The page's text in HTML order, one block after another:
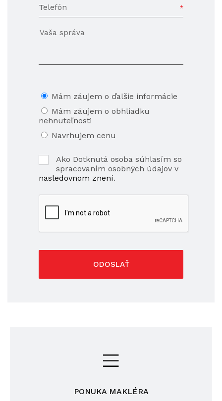
Telefón
Mám záujem o ďalšie informácie
Mám záujem o obhliadku
nehnuteľnosti
Navrhujem cenu
Ako Dotknutá osoba súhlasím so
spracovaním osobných údajov v
nasledovnom znení.
ODOSLAŤ
PONUKA MAKLÉRA